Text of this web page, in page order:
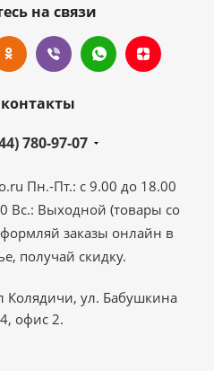
на связи
780-97-07
Пн.-Пт.: с 9.00 до 18.00
Вс.: Выходной (товары со
заказы онлайн в
получай скидку.
Колядичи, ул. Бабушкина
офис 2.